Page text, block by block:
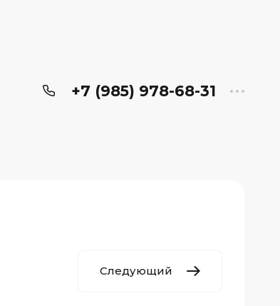
+7 (985) 978-68-31
Следующий